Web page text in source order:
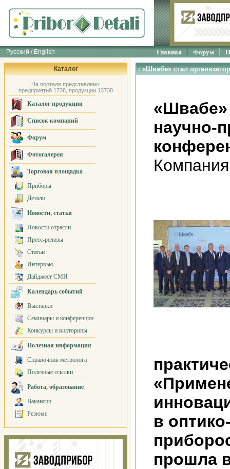
Русский / English Главная Форум
Каталог
На портале представлено:
предприятий 1738, продукции 13738
Каталог продукции
Список компаний
Форум
Фотогалерея
Торговая площадка
Приборы
Детали
Новости, статьи
Новости отрасли
Пресс-релизы
Статьи
Интервью
Дайджест СМИ
Календарь событий
Выставки
Семинары и конференции
Конкурсы и викторины
Полезная информация
Справочник метролога
Полезные ссылки
Работа, образование
Вакансии
Резюме
: «Швабе» стал
«Швабе»
научно-
в
прошла